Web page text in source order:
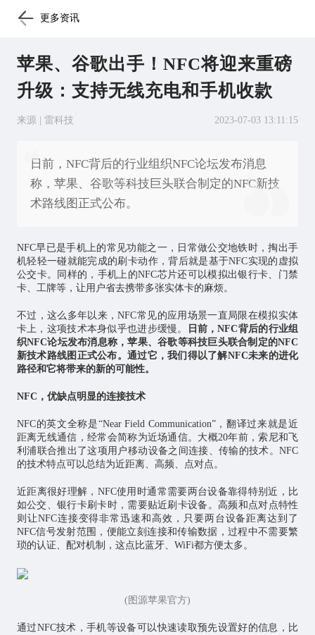
更多资讯
苹果、谷歌出手！NFC将迎来重磅
升级：支持无线充电和手机收款
来源 | 雷科技 2023-07-03 13:11:15
日前，NFC背后的行业组织NFC论坛发布消息
称，苹果、谷歌等科技巨头联合制定的NFC新技
术路线图正式公布。
NFC早已是手机上的常见功能之一，日常做公交地铁时，掏出手
机轻轻一碰就能完成的刷卡动作，背后就是基于NFC实现的虚拟
公交卡。同样的，手机上的NFC芯片还可以模拟出银行卡、门禁
卡、工牌等，让用户省去携带多张实体卡的麻烦。
不过，这么多年以来，NFC常见的应用场景一直局限在模拟实体
卡上，这项技术本身似乎也进步缓慢。
日前，NFC背后的行业组
织NFC论坛发布消息称，苹果、谷歌等科技巨头联合制定的NFC
新技术路线图正式公布。通过它，我们得以了解NFC未来的进化
路径和它将带来的新的可能性。
NFC，优缺点明显的连接技术
NFC的英文全称是“Near Field Communication”，翻译过来就是近
距离无线通信，经常会简称为近场通信。大概20年前，索尼和飞
利浦联合推出了这项用户移动设备之间连接、传输的技术。NFC
的技术特点可以总结为近距离、高频、点对点。
近距离很好理解，NFC使用时通常需要两台设备靠得特别近，比
如公交、银行卡刷卡时，需要贴近刷卡设备。高频和点对点特性
则让NFC连接变得非常迅速和高效，只要两台设备距离达到了
NFC信号发射范围，便能立刻连接和传输数据，过程中不需要繁
琐的认证、配对机制，这点比蓝牙、WiFi都方便太多。
(图源苹果官方)
通过NFC技术，手机等设备可以快速读取预先设置好的信息，比